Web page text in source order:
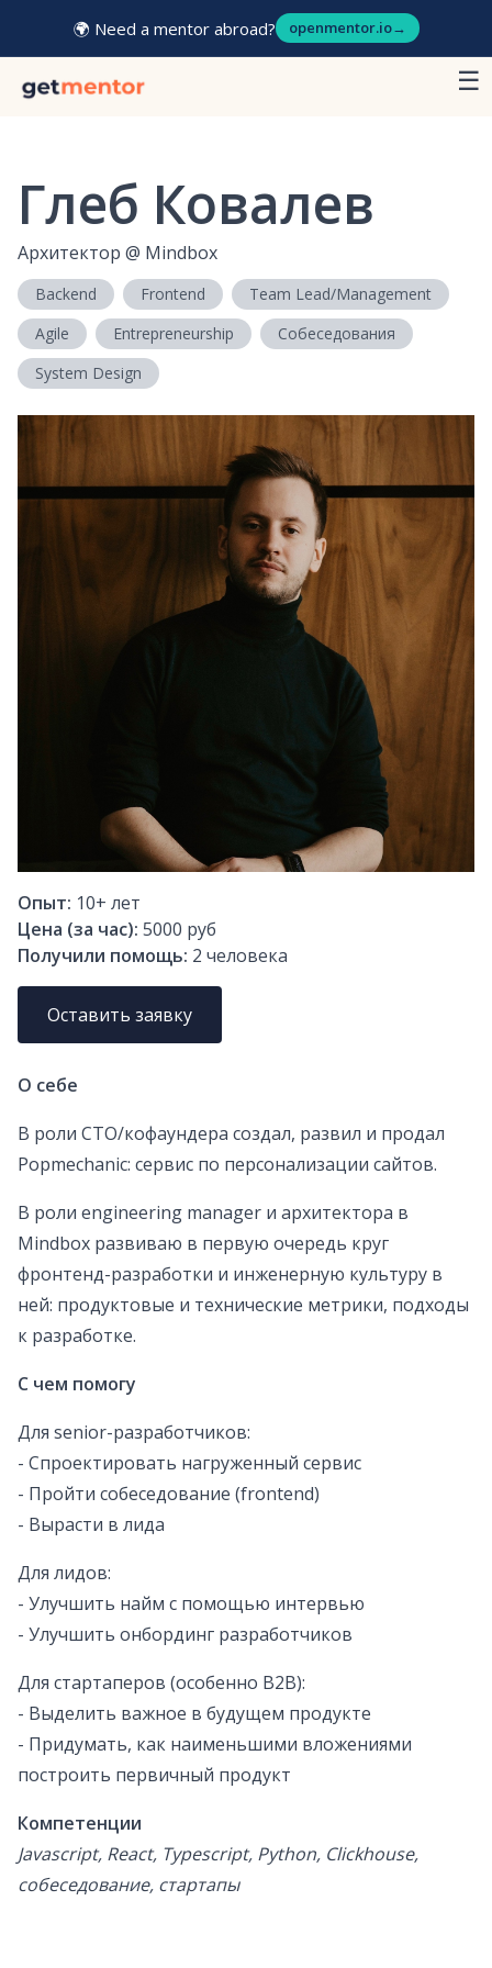
🌍 Need a mentor abroad? openmentor.io→
☰
Глеб Ковалев
Архитектор @ Mindbox
Backend Frontend
Team Lead/Management
Agile
Entrepreneurship
Собеседования
System Design
Опыт: 10+ лет
Цена (за час): 5000 руб
Получили помощь: 2 человека
Оставить заявку
О себе
В роли CTO/кофаундера создал, развил и продал
Popmechanic: сервис по персонализации сайтов.
В роли engineering manager и архитектора в
Mindbox развиваю в первую очередь круг
фронтенд-разработки и инженерную культуру в
ней: продуктовые и технические метрики, подходы
к разработке.
С чем помогу
Для senior-разработчиков:
- Спроектировать нагруженный сервис
- Пройти собеседование (frontend)
- Вырасти в лида
Для лидов:
- Улучшить найм с помощью интервью
- Улучшить онбординг разработчиков
Для стартаперов (особенно B2B):
- Выделить важное в будущем продукте
- Придумать, как наименьшими вложениями
построить первичный продукт
Компетенции
Javascript, React, Typescript, Python, Clickhouse,
собеседование, стартапы